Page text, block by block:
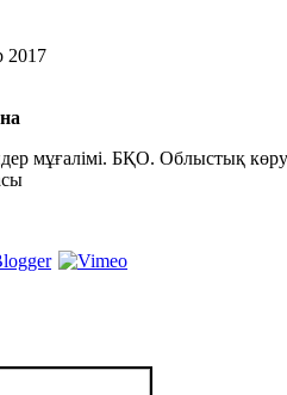
2017
мұғалімі. БҚО. Облыстық көру